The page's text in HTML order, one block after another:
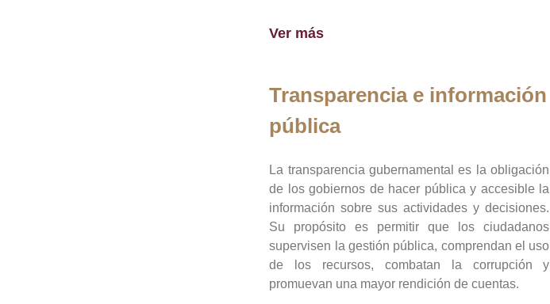
Ver más
Transparencia e información
pública
La transparencia gubernamental es la obligación
de los gobiernos de hacer pública y accesible la
información sobre sus actividades y decisiones.
Su propósito es permitir que los ciudadanos
supervisen la gestión pública, comprendan el uso
de los recursos, combatan la corrupción y
promuevan una mayor rendición de cuentas.